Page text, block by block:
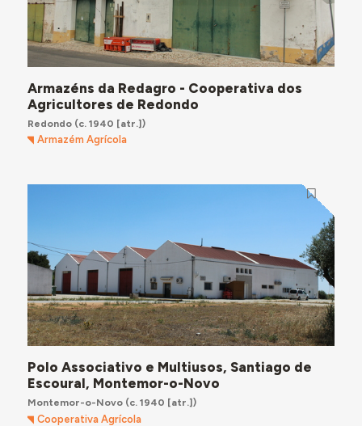
Armazéns da Redagro - Cooperativa dos
Agricultores de Redondo
Redondo(c. 1940 [atr.])
Armazém Agrícola
Polo Associativo e Multiusos, Santiago de
Escoural, Montemor-o-Novo
Montemor-o-Novo(c. 1940 [atr.])
Cooperativa Agrícola